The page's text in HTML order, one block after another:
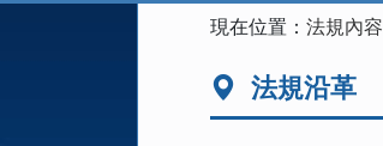
現在位置：法規內容
法規沿革